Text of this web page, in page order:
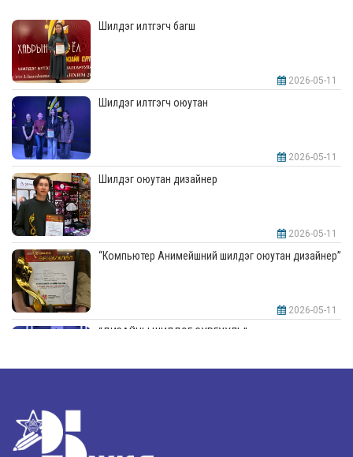
Шилдэг илтгэгч багш
2026-05-11
Шилдэг илтгэгч оюутан
2026-05-11
Шилдэг оюутан дизайнер
2026-05-11
“Компьютер Анимейшний шилдэг оюутан дизайнер”
2026-05-11
“ДИЗАЙНЫ ШИЛДЭГ СУРГУУЛЬ”-аар шалгарлаа